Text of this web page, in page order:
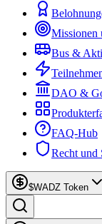
Missionen
Bus &
DAO &
FAQ-Hub
Recht und
$WADZ Token